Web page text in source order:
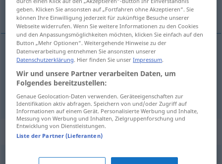
sprijateljiti se
Beispiele
sich anfreunden
sprijateljitise
Synonyme für "anfreunden"
geben. Klicken Sie ansonsten auf „Fortfahren ohne Akzeptieren“. Sie
können Ihre Einwilligung jederzeit für zukünftige Besuche unserer
Webseite widerrufen. Wenn Sie weitere Informationen zu den Cookies
und den Anpassungsmöglichkeiten möchten, klicken Sie einfach auf den
Button „Mehr Optionen“. Weitergehende Hinweise zu der
Datenverarbeitung entnehmen Sie ansonsten unserer
Datenschutzerklärung. Hier finden Sie unserImpressum.
Wir und unsere Partner verarbeiten Daten, um
Folgendes bereitzustellen:
Genaue Geolocation-Daten verwenden. Geräteeigenschaften zur
Identifikation aktiv abfragen. Speichern von und/oder Zugriff auf
Informationen auf einem Gerät. Personalisierte Werbung und Inhalte,
Messung von Werbung und Inhalten, Zielgruppenforschung und
Entwicklung von Dienstleistungen.
Liste der Partner (Lieferanten)